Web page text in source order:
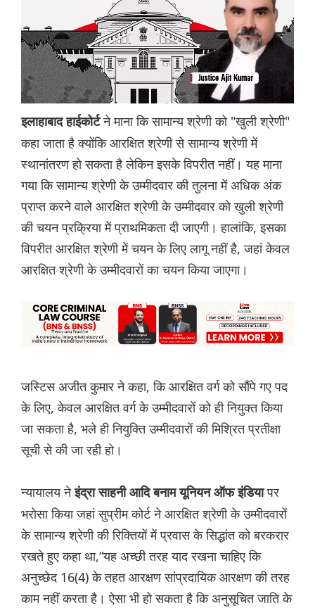
इलाहाबाद हाईकोर्टने माना कि सामान्य श्रेणी को "खुली श्रेणी"
कहा जाता है क्योंकि आरक्षित श्रेणी से सामान्य श्रेणी में
स्थानांतरण हो सकता है लेकिन इसके विपरीत नहीं। यह माना
गया कि सामान्य श्रेणी के उम्मीदवार की तुलना में अधिक अंक
प्राप्त करने वाले आरक्षित श्रेणी के उम्मीदवार को खुली श्रेणी
की चयन प्रक्रिया में प्राथमिकता दी जाएगी। हालांकि, इसका
विपरीत आरक्षित श्रेणी में चयन के लिए लागू नहीं है, जहां केवल
आरक्षित श्रेणी के उम्मीदवारों का चयन किया जाएगा।
जस्टिस अजीत कुमार ने कहा, कि आरक्षित वर्ग को सौंपे गए पद
के लिए, केवल आरक्षित वर्ग के उम्मीदवारों को ही नियुक्त किया
जा सकता है, भले ही नियुक्ति उम्मीदवारों की मिश्रित प्रतीक्षा
सूची से की जा रही हो।
न्यायालय नेइंद्रा साहनी आदि बनाम यूनियन ऑफ इंडियापर
भरोसा किया जहां सुप्रीम कोर्ट ने आरक्षित श्रेणी के उम्मीदवारों
के सामान्य श्रेणी की रिक्तियों में प्रवास के सिद्धांत को बरकरार
रखते हुए कहा था,“यह अच्छी तरह याद रखना चाहिए कि
अनुच्छेद 16(4) के तहत आरक्षण सांप्रदायिक आरक्षण की तरह
काम नहीं करता है। ऐसा भी हो सकता है कि अनुसूचित जाति के